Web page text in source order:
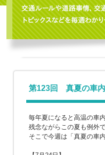
第123回 真夏の車
毎年夏になると高温の車
残念ながらこの夏も例外
そこで今週は「真夏の車